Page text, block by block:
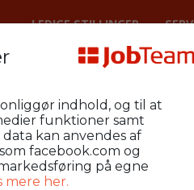
LEDIGE STILLINGER
maskiner på
indhold, og til at
funktioner samt
data kan anvendes af
facebook.com og
på egne
mere her.